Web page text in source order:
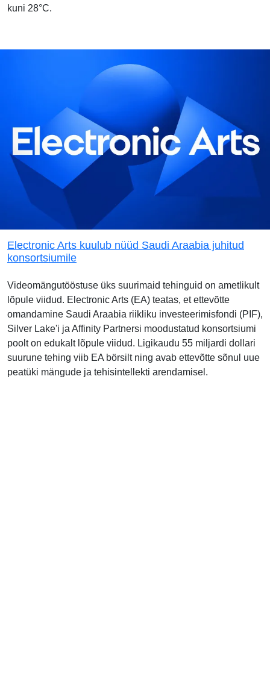
kuni 28°C.
Electronic Arts kuulub nüüd Saudi Araabia juhitud
konsortsiumile
Videomängutööstuse üks suurimaid tehinguid on ametlikult
lõpule viidud. Electronic Arts (EA) teatas, et ettevõtte
omandamine Saudi Araabia riikliku investeerimisfondi (PIF),
Silver Lake'i ja Affinity Partnersi moodustatud konsortsiumi
poolt on edukalt lõpule viidud. Ligikaudu 55 miljardi dollari
suurune tehing viib EA börsilt ning avab ettevõtte sõnul uue
peatüki mängude ja tehisintellekti arendamisel.